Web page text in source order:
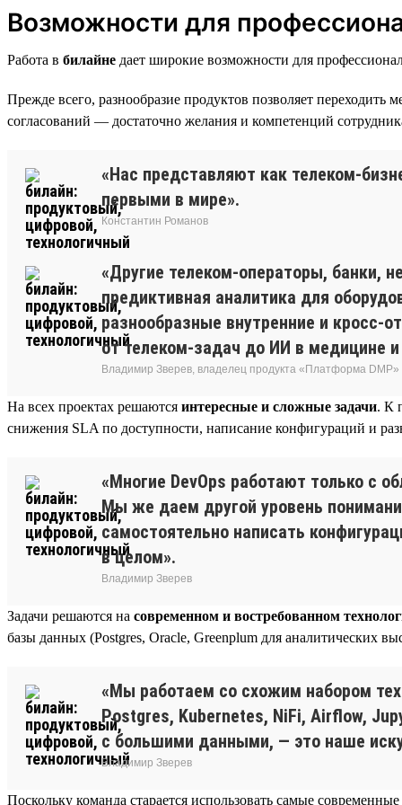
Возможности для
Работа в билайне дает широкие возможности для
Прежде всего, разнообразие продуктов позволяет переходить
согласований — достаточно желания и компетенций
«Нас представляют как телеком-
первыми в мире».
Константин Романов
«Другие телеком-операторы, банки,
предиктивная аналитика для
разнообразные внутренние и кросс-
от телеком-задач до ИИ в медицине и
Владимир Зверев, владелец продукта «Платформа DMP»
На всех проектах решаются интересные и сложные задачи. К
снижения SLA по доступности, написание конфигураций и
«Многие DevOps работают только с
Мы же даем другой уровень
самостоятельно написать
в целом».
Владимир Зверев
Задачи решаются на современном и востребованном
базы данных (Postgres, Oracle, Greenplum для аналитических
«Мы работаем со схожим набором
Postgres, Kubernetes, NiFi, Airflow,
с большими данными, — это наше
Владимир Зверев
Поскольку команда старается использовать самые